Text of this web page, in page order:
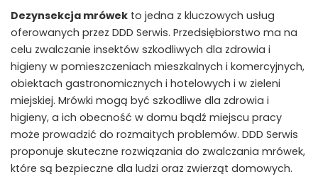
Dezynsekcja mrówek to jedna z kluczowych usług
oferowanych przez DDD Serwis. Przedsiębiorstwo ma na
celu zwalczanie insektów szkodliwych dla zdrowia i
higieny w pomieszczeniach mieszkalnych i komercyjnych,
obiektach gastronomicznych i hotelowych i w zieleni
miejskiej. Mrówki mogą być szkodliwe dla zdrowia i
higieny, a ich obecność w domu bądź miejscu pracy
może prowadzić do rozmaitych problemów. DDD Serwis
proponuje skuteczne rozwiązania do zwalczania mrówek,
które są bezpieczne dla ludzi oraz zwierząt domowych.